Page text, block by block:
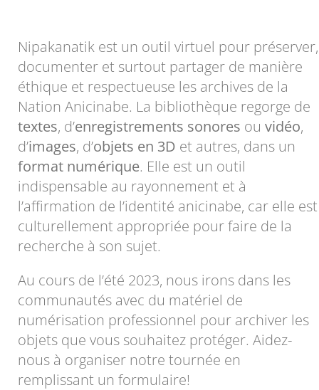
Nipakanatik est un outil virtuel pour préserver,
documenter et surtout partager de manière
éthique et respectueuse les archives de la
Nation Anicinabe. La bibliothèque regorge de
textes, d’enregistrements sonores ou vidéo,
d’images, d’objets en 3D et autres, dans un
format numérique. Elle est un outil
indispensable au rayonnement et à
l’affirmation de l’identité anicinabe, car elle est
culturellement appropriée pour faire de la
recherche à son sujet.
Au cours de l’été 2023, nous irons dans les
communautés avec du matériel de
numérisation professionnel pour archiver les
objets que vous souhaitez protéger. Aidez-
nous à organiser notre tournée en
remplissant un formulaire!